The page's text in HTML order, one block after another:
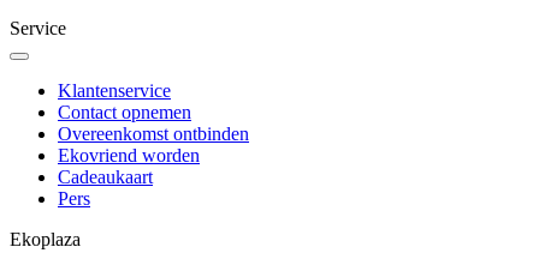
Service
Klantenservice
Contact opnemen
Overeenkomst ontbinden
Ekovriend worden
Cadeaukaart
Pers
Ekoplaza